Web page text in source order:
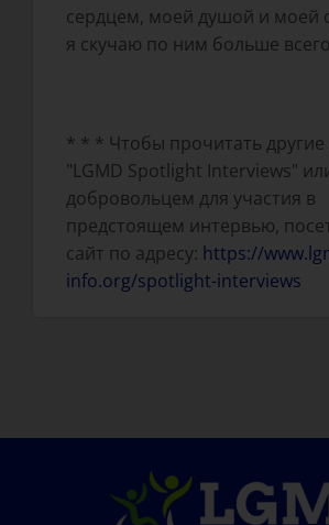
сердцем, моей душой и моей
я скучаю по ним больше
* * * Чтобы прочитать
"LGMD Spotlight Interviews"
добровольцем для участия в
предстоящем интервью,
сайт по адресу: https://
info.org/spotlight-interviews